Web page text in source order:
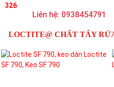
326
Liên hệ: 0938454791
LOCTITE@ CHẤT TẨY